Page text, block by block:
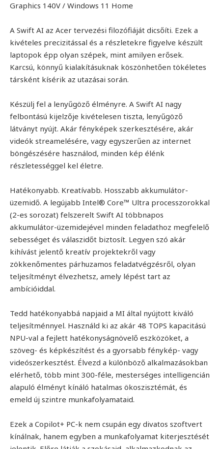
Graphics 140V / Windows 11 Home
A Swift AI az Acer tervezési filozófiáját dicsőíti. Ezek a
kivételes precizitással és a részletekre figyelve készült
laptopok épp olyan szépek, mint amilyen erősek.
Karcsú, könnyű kialakításuknak köszönhetően tökéletes
társként kísérik az utazásai során.
Készülj fel a lenyűgöző élményre. A Swift AI nagy
felbontású kijelzője kivételesen tiszta, lenyűgöző
látványt nyújt. Akár fényképek szerkesztésére, akár
videók streamelésére, vagy egyszerűen az internet
böngészésére használod, minden kép élénk
részletességgel kel életre.
Hatékonyabb. Kreatívabb. Hosszabb akkumulátor-
üzemidő. A legújabb Intel® Core™ Ultra processzorokkal
(2-es sorozat) felszerelt Swift AI többnapos
akkumulátor-üzemidejével minden feladathoz megfelelő
sebességet és válaszidőt biztosít. Legyen szó akár
kihívást jelentő kreatív projektekről vagy
zökkenőmentes párhuzamos feladatvégzésről, olyan
teljesítményt élvezhetsz, amely lépést tart az
ambícióiddal.
Tedd hatékonyabbá napjaid a MI által nyújtott kiváló
teljesítménnyel. Használd ki az akár 48 TOPS kapacitású
NPU-val a fejlett hatékonyságnövelő eszközöket, a
szöveg- és képkészítést és a gyorsabb fénykép- vagy
videószerkesztést. Élvezd a különböző alkalmazásokban
elérhető, több mint 300-féle, mesterséges intelligencián
alapuló élményt kínáló hatalmas ökoszisztémát, és
emeld új szintre munkafolyamataid.
Ezek a Copilot+ PC-k nem csupán egy divatos szoftvert
kínálnak, hanem egyben a munkafolyamat kiterjesztését